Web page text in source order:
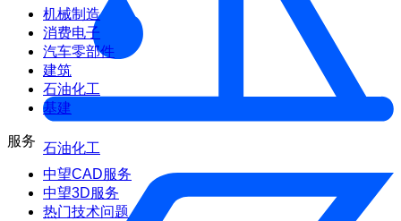
石油化工
机械制造
消费电子
汽车零部件
建筑
石油化工
基建
服务
中望CAD服务
中望3D服务
热门技术问题